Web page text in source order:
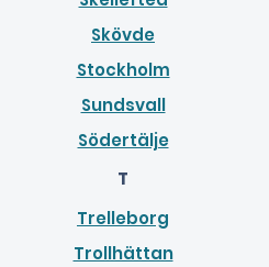
Skövde
Stockholm
Sundsvall
Södertälje
T
Trelleborg
Trollhättan